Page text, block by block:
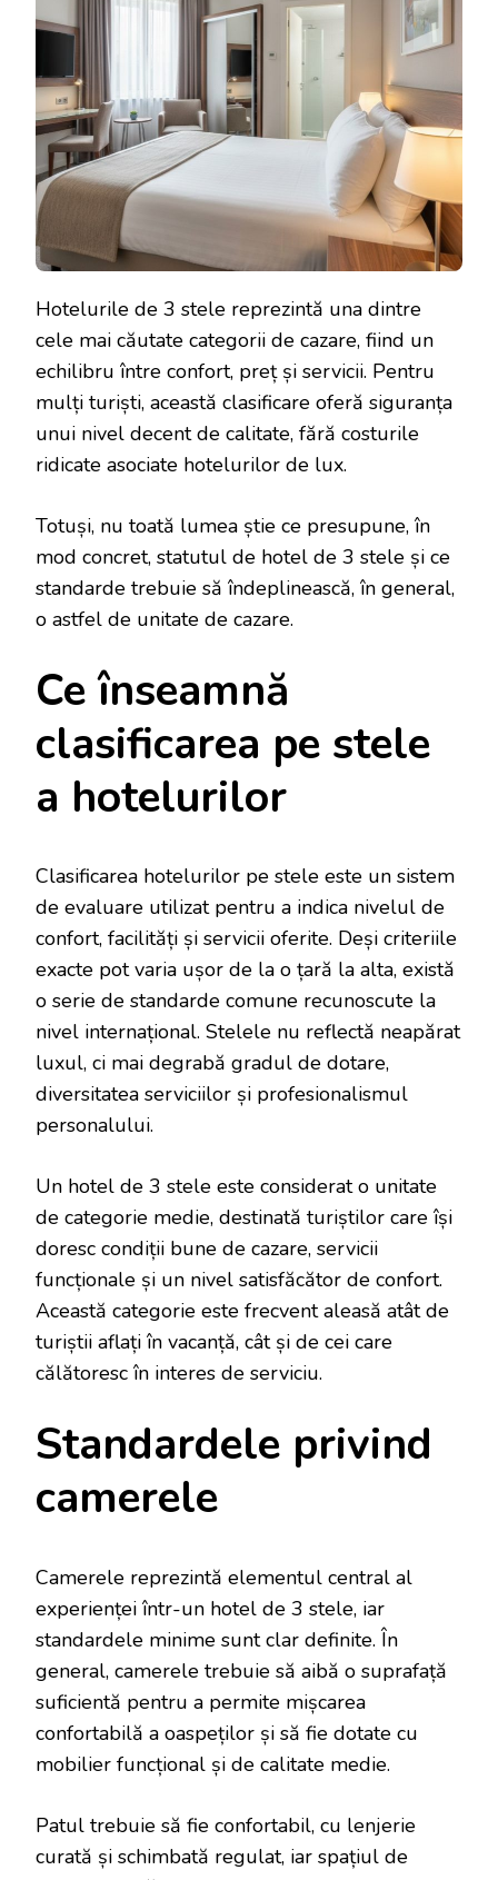
Hotelurile de 3 stele reprezintă una dintre
cele mai căutate categorii de cazare, fiind un
echilibru între confort, preț și servicii. Pentru
mulți turiști, această clasificare oferă siguranța
unui nivel decent de calitate, fără costurile
ridicate asociate hotelurilor de lux.
Totuși, nu toată lumea știe ce presupune, în
mod concret, statutul de hotel de 3 stele și ce
standarde trebuie să îndeplinească, în general,
o astfel de unitate de cazare.
Ce înseamnă
clasificarea pe stele
a hotelurilor
Clasificarea hotelurilor pe stele este un sistem
de evaluare utilizat pentru a indica nivelul de
confort, facilități și servicii oferite. Deși criteriile
exacte pot varia ușor de la o țară la alta, există
o serie de standarde comune recunoscute la
nivel internațional. Stelele nu reflectă neapărat
luxul, ci mai degrabă gradul de dotare,
diversitatea serviciilor și profesionalismul
personalului.
Un hotel de 3 stele este considerat o unitate
de categorie medie, destinată turiștilor care își
doresc condiții bune de cazare, servicii
funcționale și un nivel satisfăcător de confort.
Această categorie este frecvent aleasă atât de
turiștii aflați în vacanță, cât și de cei care
călătoresc în interes de serviciu.
Standardele privind
camerele
Camerele reprezintă elementul central al
experienței într-un hotel de 3 stele, iar
standardele minime sunt clar definite. În
general, camerele trebuie să aibă o suprafață
suficientă pentru a permite mișcarea
confortabilă a oaspeților și să fie dotate cu
mobilier funcțional și de calitate medie.
Patul trebuie să fie confortabil, cu lenjerie
curată și schimbată regulat, iar spațiul de